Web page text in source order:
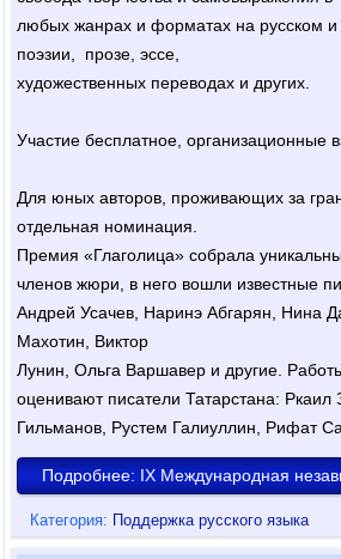
любых жанрах и форматах на русском и
поэзии, прозе, эссе,
художественных переводах и других.
Участие бесплатное, организационные
Для юных авторов, проживающих за
отдельная номинация.
Премия «Глаголица» собрала
членов жюри, в него вошли известные
Андрей Усачев, Наринэ Абгарян, Нина
Махотин, Виктор
Лунин, Ольга Варшавер и другие.
оценивают писатели Татарстана: Ркаил
Гильманов, Рустем Галиуллин, Рифат
Подробнее: IX Международная
Категория: Поддержка русского языка